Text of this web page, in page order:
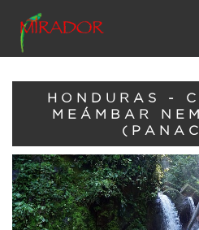
HONDURAS -
MEÁMBAR